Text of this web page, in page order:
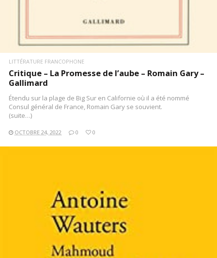
LITTÉRATURE FRANCOPHONE
Critique – La Promesse de l’aube – Romain Gary –
Gallimard
Étendu sur la plage de Big Sur en Californie où il a été nommé
Consul général de France, Romain Gary se souvient.
(suite…)
OCTOBRE 24, 2022 0 0